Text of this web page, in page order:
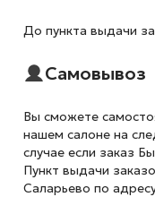
До пункта выдачи
Самовывоз
Вы сможете
нашем салоне на
случае если заказ
Пункт выдачи
Саларьево по